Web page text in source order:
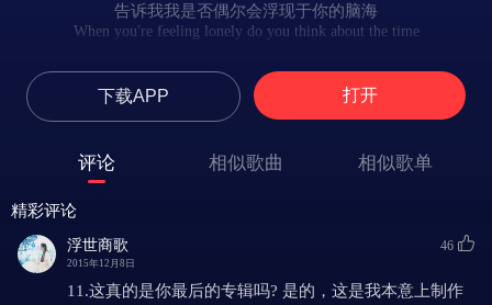
告诉我我是否偶尔会浮现于你的脑海
When you're feeling lonely do you think about the time
When I'm deep in your na na na
我们共度春宵的那晚
Touching your na na na
I'll be what you need tonight
Shawty got a man but you know that it's turning me on
宝贝你的确已经有了伴侣，但现在你却让我蠢蠢欲动
下载APP 打开
评论 相似歌曲 相似歌单
精彩评论
浮世商歌
2015年12月8日
46
11.这真的是你最后的专辑吗? 是的，这是我本意上制作